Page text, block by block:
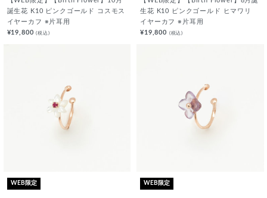
誕生花 K10 ピンクゴールド コスモス
イヤーカフ ※片耳用
¥19,800(税込)
生花 K10 ピンクゴールド ヒマワリ
イヤーカフ ※片耳用
¥19,800 (税込)
WEB限定 WEB限定